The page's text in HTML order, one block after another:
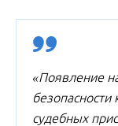
«Появление
судебных